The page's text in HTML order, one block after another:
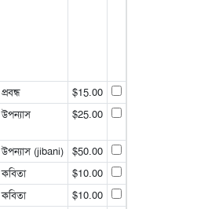
প্রবন্ধ
$15.00
উপন্যাস $25.00
উপন্যাস (jibani)
$50.00
কবিতা
$10.00
কবিতা
$10.00